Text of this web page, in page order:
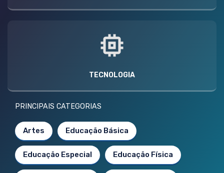
TECNOLOGIA
PRINCIPAIS CATEGORIAS
Artes Educação Básica
Educação Especial Educação Física